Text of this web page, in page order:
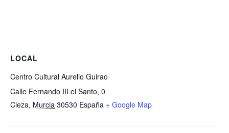
LOCAL
Centro Cultural Aurelio Guirao
Calle Fernando III el Santo, 0
Cieza, Murcia 30530 España + Google Map